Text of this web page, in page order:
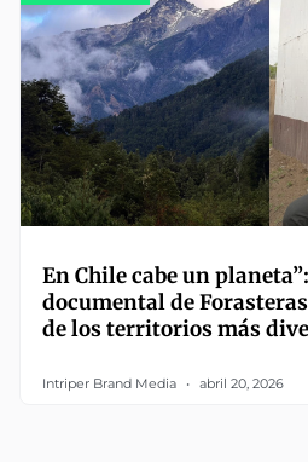
En Chile cabe un
documental de
de los territorios más
Intriper Brand Media abril 20, 2026